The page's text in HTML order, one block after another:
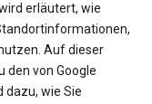
erläutert, wie
Auf dieser
den von Google
wie Sie